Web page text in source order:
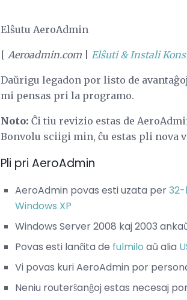
Elŝutu AeroAdmin
[ Aeroadmin.com Elŝuti & Instali
Daŭrigu legadon por listo de
mi pensas pri la programo.
Noto: Ĉi tiu revizio estas de
Bonvolu sciigi min, ĉu estas pli nova
Pli pri AeroAdmin
AeroAdmin povas esti uzata per
Windows XP
Windows Server 2008 kaj 2003
Povas esti lanĉita de fulmilo aŭ alia
Vi povas kuri AeroAdmin por
Neniu routerŝanĝoj estas necesaj